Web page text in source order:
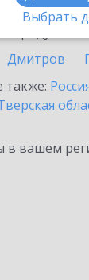
Выбрать
с
продукта.
Дмитров
также:
в вашем